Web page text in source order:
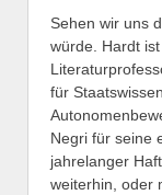
Sehen wir uns
würde. Hardt
für
Negri für seine
jahrelanger
weiterhin, oder